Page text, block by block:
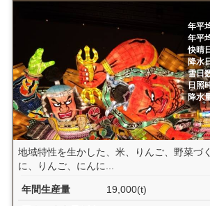
年平
年平
快晴
降水
雪日
日照
降水
地域特性を生かした、米、りんご、野菜づ
に、りんご、にんに...
年間生産量
19,000(t)